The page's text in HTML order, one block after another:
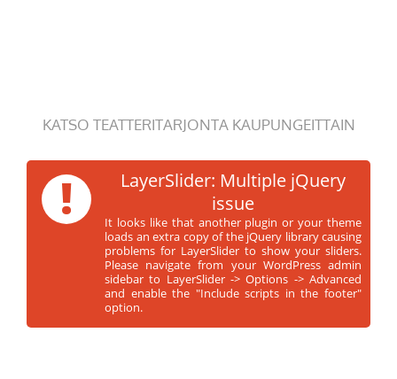
KATSO TEATTERITARJONTA KAUPUNGEITTAIN
!
LayerSlider: Multiple jQuery
issue
It looks like that another plugin or your theme
loads an extra copy of the jQuery library causing
problems for LayerSlider to show your sliders.
Please navigate from your WordPress admin
sidebar to LayerSlider -> Options -> Advanced
and enable the "Include scripts in the footer"
option.